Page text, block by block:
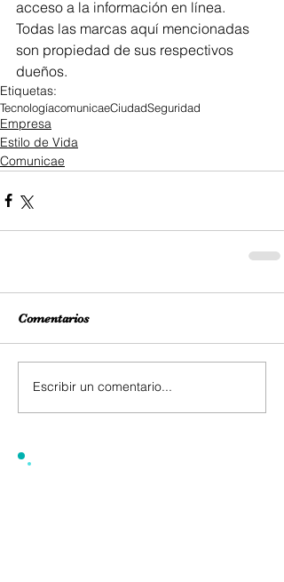
acceso a la información en línea.
Todas las marcas aquí mencionadas
son propiedad de sus respectivos
dueños.
Etiquetas:
TecnologíacomunicaeCiudadSeguridad
Empresa
Estilo de Vida
Comunicae
Comentarios
Escribir un comentario...